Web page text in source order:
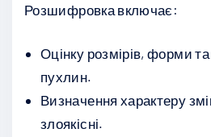
Розшифровка включає:
Оцінку розмірів, форми
пухлин.
Визначення характеру
злоякісні.